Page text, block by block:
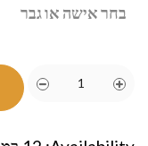
בחר אישה או גבר